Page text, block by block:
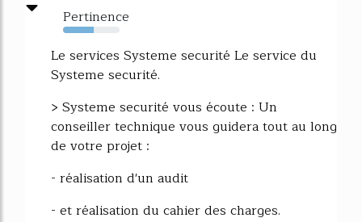
Pertinence
54%
Le services Systeme securité Le service du
Systeme securité.
> Systeme securité vous écoute : Un
conseiller technique vous guidera tout au long
de votre projet :
- réalisation d'un audit
- et réalisation du cahier des charges.